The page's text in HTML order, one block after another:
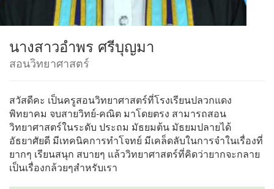
นางสาวอำพร ศรีบุญมา
สอนวิทยาศาสตร์
สวัสดีคะ เป็นครูสอนวิทยาศาสตร์ที่โรงเรียนปลวกแดง
พิทยาคม จบสายวิทย์-คณิต มาโดยตรง สามารถสอน
วิทยาศาสตร์ในระดับ ประถม มัธยมต้น มัธยมปลายได้
อัธยาศัยดี มีเทคนิคการทำโจทย์ มีเคล็ดลับในการจำในเรื่องที่
ยากๆ เรียนสนุก สบายๆ แล้ววิทยาศาสตร์ที่คิดว่ายากจะกลาย
เป็นเรื่องกล้วยๆสำหรับเรา